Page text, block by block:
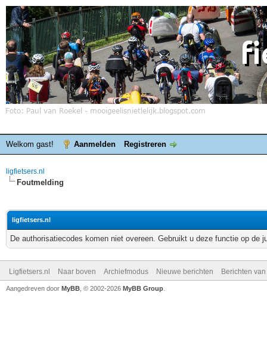
Welkom gast! Aanmelden Registreren
ligfietsers.nl
Foutmelding
ligfietsers.nl
De authorisatiecodes komen niet overeen. Gebruikt u deze functie op de
Ligfietsers.nl Naar boven Archiefmodus Nieuwe berichten Berichten
Aangedreven door MyBB , © 2002-2026 MyBB Group